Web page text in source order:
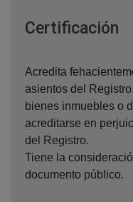
Certificación
Acredita
asientos del
bienes inmuebles o
acreditarse en
del Registro.
Tiene la
documento público.